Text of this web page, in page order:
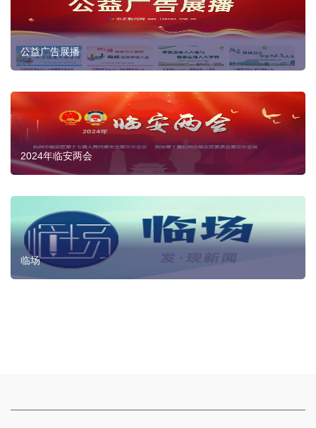
公益广告展播
2024年临安两会
临场